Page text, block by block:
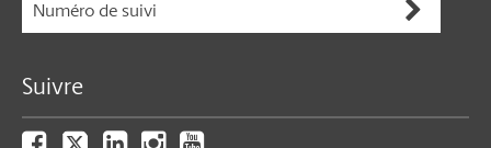
Suivre